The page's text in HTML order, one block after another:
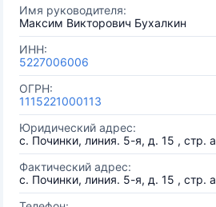
Имя руководителя:
Максим Викторович Бухалкин
ИНН:
5227006006
ОГРН:
1115221000113
Юридический адрес:
с. Починки, линия. 5-я, д. 15 , стр. а
Фактический адрес:
с. Починки, линия. 5-я, д. 15 , стр. а